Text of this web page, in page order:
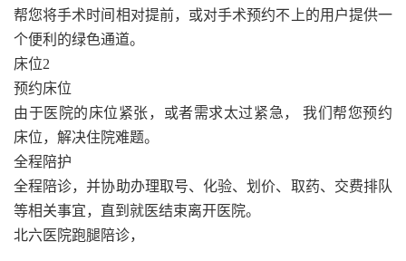
帮您将手术时间相对提前，或对手术预约不上的用户提供一
个便利的绿色通道。
床位2
预约床位
由于医院的床位紧张，或者需求太过紧急， 我们帮您预约
床位，解决住院难题。
全程陪护
全程陪诊，并协助办理取号、化验、划价、取药、交费排队
等相关事宜，直到就医结束离开医院。
北六医院跑腿陪诊，